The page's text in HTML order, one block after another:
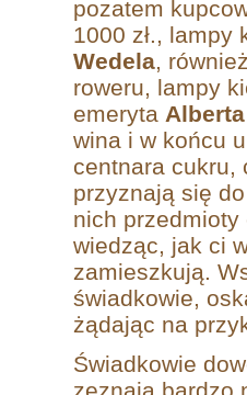
pozatem
1000 zł.,
Wedela,
roweru, lampy
emeryta
wina i w końcu
centnara cukru,
przyznają się
nich
wiedząc, jak ci
zamieszkują.
świadkowie,
żądając na
Świadkowie